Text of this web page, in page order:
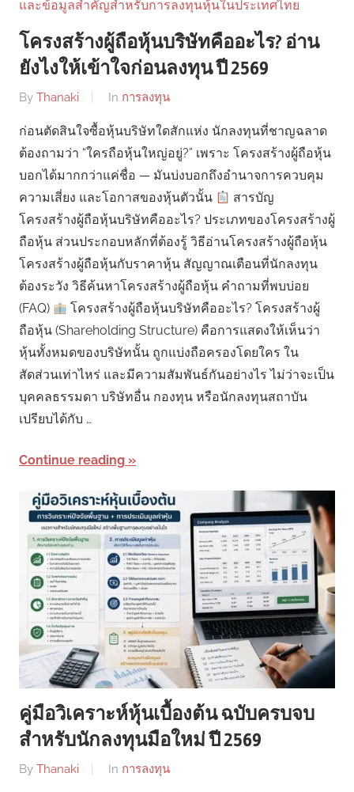
โครงสร้างผู้ถือหุ้นบริษัทคืออะไร? อ่าน
ยังไงให้เข้าใจก่อนลงทุน ปี 2569
By Thanaki In การลงทุน
ก่อนตัดสินใจซื้อหุ้นบริษัทใดสักแห่ง นักลงทุนที่ชาญฉลาด
ต้องถามว่า “ใครถือหุ้นใหญ่อยู่?” เพราะ โครงสร้างผู้ถือหุ้น
บอกได้มากกว่าแค่ชื่อ — มันบ่งบอกถึงอำนาจการควบคุม
ความเสี่ยง และโอกาสของหุ้นตัวนั้น
สารบัญ
โครงสร้างผู้ถือหุ้นบริษัทคืออะไร? ประเภทของโครงสร้างผู้
ถือหุ้น ส่วนประกอบหลักที่ต้องรู้ วิธีอ่านโครงสร้างผู้ถือหุ้น
โครงสร้างผู้ถือหุ้นกับราคาหุ้น สัญญาณเตือนที่นักลงทุน
ต้องระวัง วิธีค้นหาโครงสร้างผู้ถือหุ้น คำถามที่พบบ่อย
(FAQ)
โครงสร้างผู้ถือหุ้นบริษัทคืออะไร? โครงสร้างผู้
ถือหุ้น (Shareholding Structure) คือการแสดงให้เห็นว่า
หุ้นทั้งหมดของบริษัทนั้น ถูกแบ่งถือครองโดยใคร ใน
สัดส่วนเท่าไหร่ และมีความสัมพันธ์กันอย่างไร ไม่ว่าจะเป็น
บุคคลธรรมดา บริษัทอื่น กองทุน หรือนักลงทุนสถาบัน
เปรียบได้กับ …
Continue reading
คู่มือวิเคราะห์หุ้นเบื้องต้น ฉบับครบจบ
สำหรับนักลงทุนมือใหม่ ปี 2569
By Thanaki In การลงทุน